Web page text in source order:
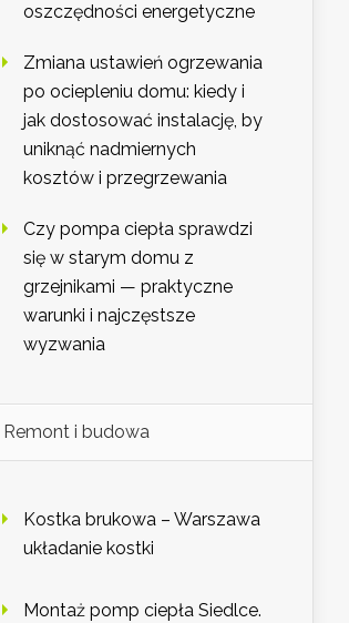
oszczędności energetyczne
Zmiana ustawień ogrzewania
po ociepleniu domu: kiedy i
jak dostosować instalację, by
uniknąć nadmiernych
kosztów i przegrzewania
Czy pompa ciepła sprawdzi
się w starym domu z
grzejnikami — praktyczne
warunki i najczęstsze
wyzwania
Remont i budowa
Kostka brukowa – Warszawa
układanie kostki
Montaż pomp ciepła Siedlce.